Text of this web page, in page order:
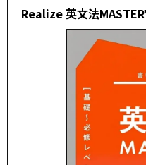
Realize 英文法